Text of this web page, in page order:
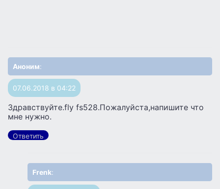
Аноним:
07.06.2018 в 04:22
Здравствуйте.fly fs528.Пожалуйста,напишите что
мне нужно.
Ответить
Frenk: